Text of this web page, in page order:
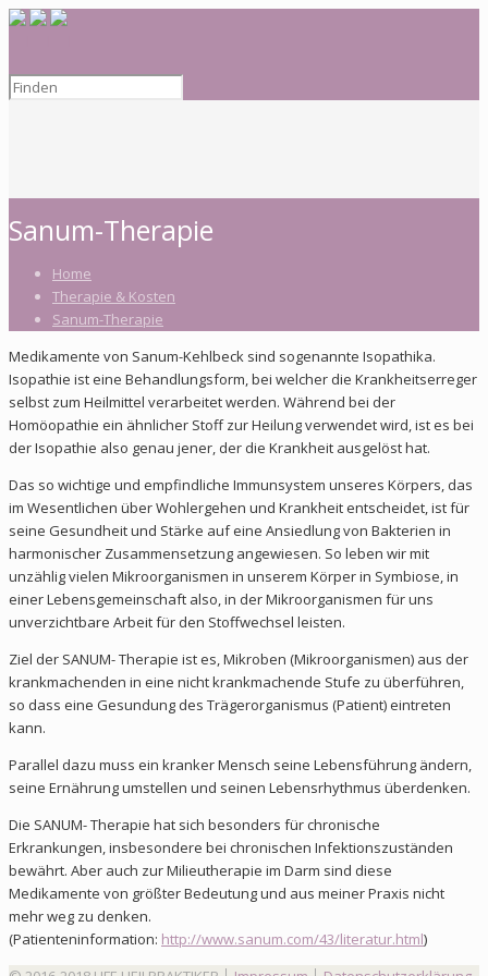
Sanum-Therapie
Home
Therapie & Kosten
Sanum-Therapie
Medikamente von Sanum-Kehlbeck sind sogenannte Isopathika.
Isopathie ist eine Behandlungsform, bei welcher die Krankheitserreger
selbst zum Heilmittel verarbeitet werden. Während bei der
Homöopathie ein ähnlicher Stoff zur Heilung verwendet wird, ist es bei
der Isopathie also genau jener, der die Krankheit ausgelöst hat.
Das so wichtige und empfindliche Immunsystem unseres Körpers, das
im Wesentlichen über Wohlergehen und Krankheit entscheidet, ist für
seine Gesundheit und Stärke auf eine Ansiedlung von Bakterien in
harmonischer Zusammensetzung angewiesen. So leben wir mit
unzählig vielen Mikroorganismen in unserem Körper in Symbiose, in
einer Lebensgemeinschaft also, in der Mikroorganismen für uns
unverzichtbare Arbeit für den Stoffwechsel leisten.
Ziel der SANUM- Therapie ist es, Mikroben (Mikroorganismen) aus der
krankmachenden in eine nicht krankmachende Stufe zu überführen,
so dass eine Gesundung des Trägerorganismus (Patient) eintreten
kann.
Parallel dazu muss ein kranker Mensch seine Lebensführung ändern,
seine Ernährung umstellen und seinen Lebensrhythmus überdenken.
Die SANUM- Therapie hat sich besonders für chronische
Erkrankungen, insbesondere bei chronischen Infektionszuständen
bewährt. Aber auch zur Milieutherapie im Darm sind diese
Medikamente von größter Bedeutung und aus meiner Praxis nicht
mehr weg zu denken.
(Patienteninformation: http://www.sanum.com/43/literatur.html)